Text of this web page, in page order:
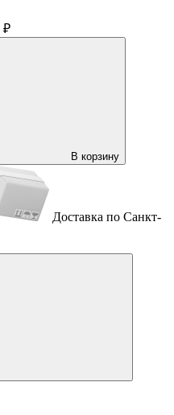
₽
В корзину
Доставка по Санкт-